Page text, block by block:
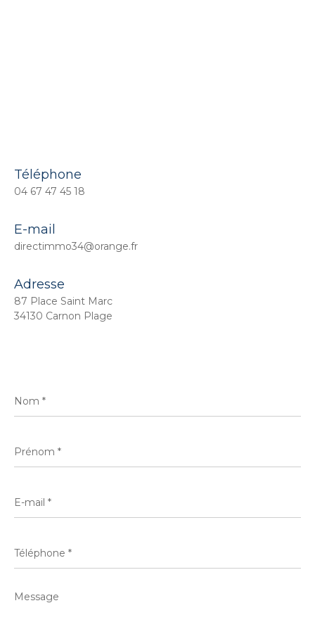
Téléphone
04 67 47 45 18
E-mail
directimmo34@orange.fr
Adresse
87 Place Saint Marc
34130 Carnon Plage
*
*
mail
*
*
Message
*